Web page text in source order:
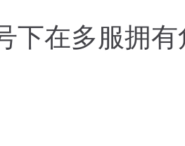
下在多服拥